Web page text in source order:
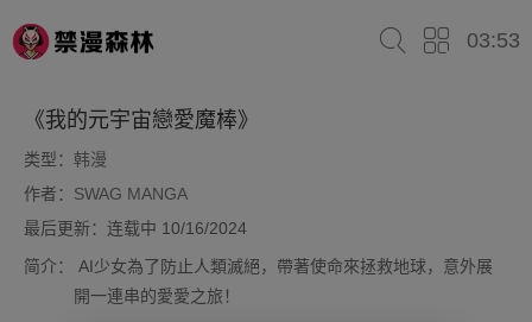
03:53
《我的元宇宙戀愛魔棒》
类型： 韩漫
作者： SWAG MANGA
最后更新：连载中 10/16/2024
简介：
AI少女為了防止人類滅絕，帶著使命來拯救地球，意外展
開一連串的愛愛之旅！